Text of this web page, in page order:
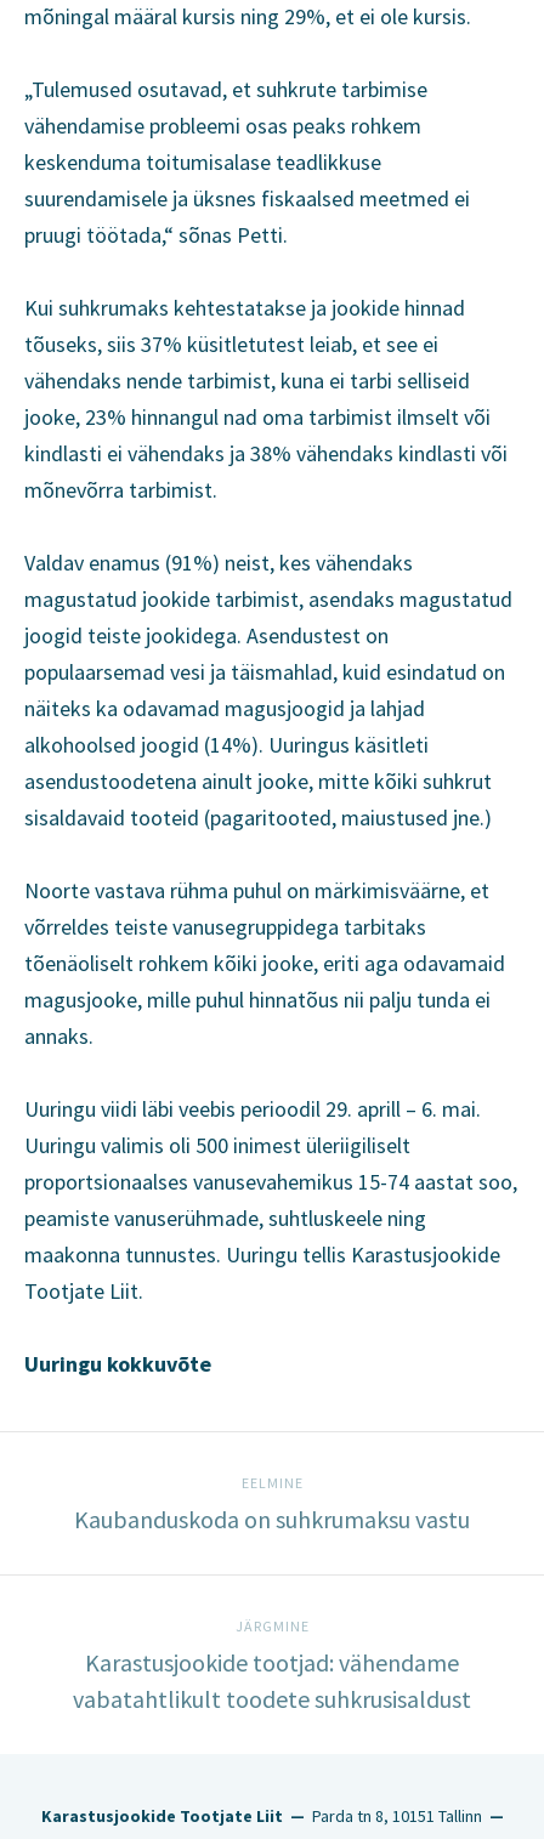
mõningal määral kursis ning 29%, et ei ole kursis.
„Tulemused osutavad, et suhkrute tarbimise
vähendamise probleemi osas peaks rohkem
keskenduma toitumisalase teadlikkuse
suurendamisele ja üksnes fiskaalsed meetmed ei
pruugi töötada,“ sõnas Petti.
Kui suhkrumaks kehtestatakse ja jookide hinnad
tõuseks, siis 37% küsitletutest leiab, et see ei
vähendaks nende tarbimist, kuna ei tarbi selliseid
jooke, 23% hinnangul nad oma tarbimist ilmselt või
kindlasti ei vähendaks ja 38% vähendaks kindlasti või
mõnevõrra tarbimist.
Valdav enamus (91%) neist, kes vähendaks
magustatud jookide tarbimist, asendaks magustatud
joogid teiste jookidega. Asendustest on
populaarsemad vesi ja täismahlad, kuid esindatud on
näiteks ka odavamad magusjoogid ja lahjad
alkohoolsed joogid (14%). Uuringus käsitleti
asendustoodetena ainult jooke, mitte kõiki suhkrut
sisaldavaid tooteid (pagaritooted, maiustused jne.)
Noorte vastava rühma puhul on märkimisväärne, et
võrreldes teiste vanusegruppidega tarbitaks
tõenäoliselt rohkem kõiki jooke, eriti aga odavamaid
magusjooke, mille puhul hinnatõus nii palju tunda ei
annaks.
Uuringu viidi läbi veebis perioodil 29. aprill – 6. mai.
Uuringu valimis oli 500 inimest üleriigiliselt
proportsionaalses vanusevahemikus 15-74 aastat soo,
peamiste vanuserühmade, suhtluskeele ning
maakonna tunnustes. Uuringu tellis Karastusjookide
Tootjate Liit.
Uuringu kokkuvõte
EELMINE
Kaubanduskoda on suhkrumaksu vastu
JÄRGMINE
Karastusjookide tootjad: vähendame
vabatahtlikult toodete suhkrusisaldust
Karastusjookide Tootjate Liit — Parda tn 8, 10151 Tallinn —